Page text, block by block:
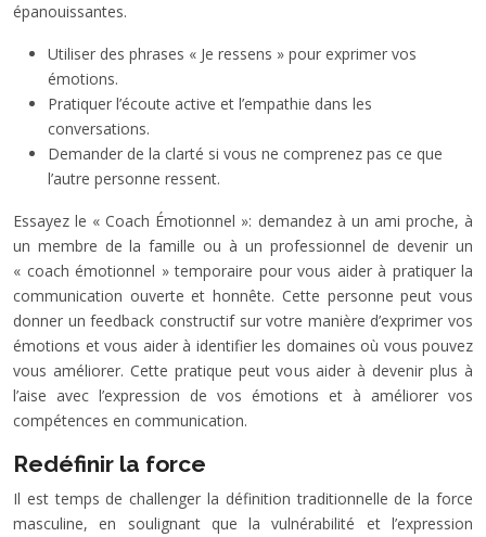
épanouissantes.
Utiliser des phrases « Je ressens » pour exprimer vos
émotions.
Pratiquer l’écoute active et l’empathie dans les
conversations.
Demander de la clarté si vous ne comprenez pas ce que
l’autre personne ressent.
Essayez le « Coach Émotionnel »: demandez à un ami proche, à
un membre de la famille ou à un professionnel de devenir un
« coach émotionnel » temporaire pour vous aider à pratiquer la
communication ouverte et honnête. Cette personne peut vous
donner un feedback constructif sur votre manière d’exprimer vos
émotions et vous aider à identifier les domaines où vous pouvez
vous améliorer. Cette pratique peut vous aider à devenir plus à
l’aise avec l’expression de vos émotions et à améliorer vos
compétences en communication.
Redéfinir la force
Il est temps de challenger la définition traditionnelle de la force
masculine, en soulignant que la vulnérabilité et l’expression